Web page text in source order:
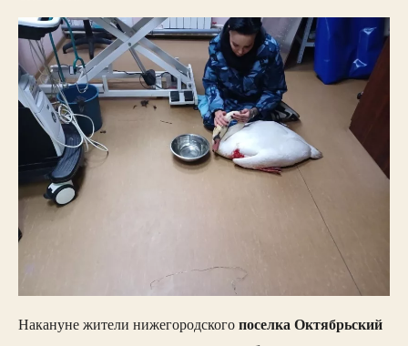
Накануне жители нижегородскогопоселка Октябрьский